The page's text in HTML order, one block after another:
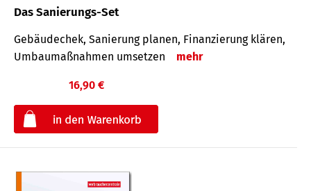
Das Sanierungs-Set
Gebäudechek, Sanierung planen, Finanzierung klären,
Umbaumaßnahmen umsetzen
mehr
16,90 €